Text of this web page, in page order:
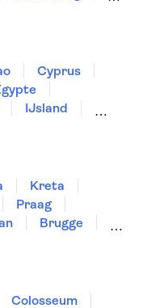
Praag
Brouwerij
Wallenstein Paleis
Cyprus
IJsland
Kreta
Praag
Brugge
Colosseum